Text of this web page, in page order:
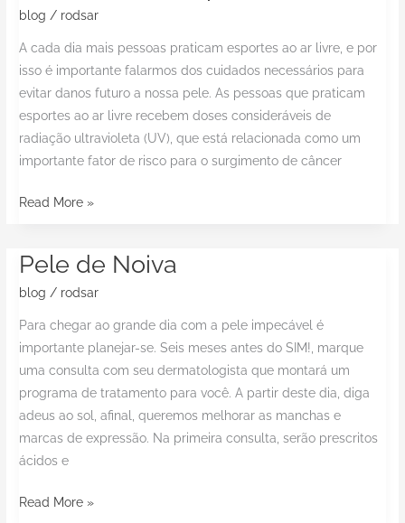
blog / rodsar
A cada dia mais pessoas praticam esportes ao ar livre, e por
isso é importante falarmos dos cuidados necessários para
evitar danos futuro a nossa pele. As pessoas que praticam
esportes ao ar livre recebem doses consideráveis de
radiação ultravioleta (UV), que está relacionada como um
importante fator de risco para o surgimento de câncer
livre
e
os
cuidados
pele
Read More »
Pele de Noiva
blog / rodsar
Para chegar ao grande dia com a pele impecável é
importante planejar-se. Seis meses antes do SIM!, marque
uma consulta com seu dermatologista que montará um
programa de tratamento para você. A partir deste dia, diga
adeus ao sol, afinal, queremos melhorar as manchas e
marcas de expressão. Na primeira consulta, serão prescritos
ácidos e
Pele
Noiva
Read More »